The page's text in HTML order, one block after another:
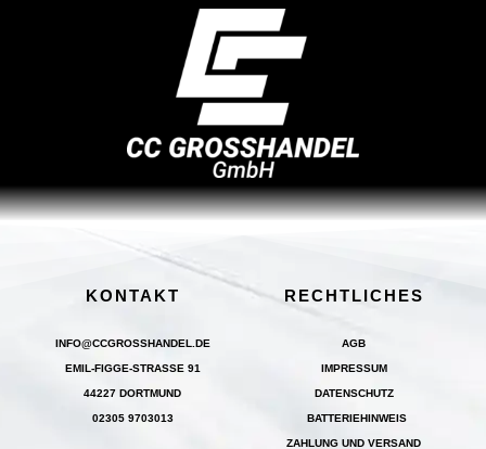
KONTAKT
INFO@CCGROSSHANDEL.DE
EMIL-FIGGE-STRASSE 91
44227 DORTMUND
02305 9703013
RECHTLICHES
AGB
IMPRESSUM
DATENSCHUTZ
BATTERIEHINWEIS
ZAHLUNG UND VERSAND